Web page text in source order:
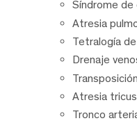
Síndrome de
Atresia
Tetralogía
Drenaje
Atresia
Tronco